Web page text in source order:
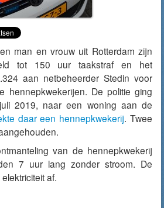
man en vrouw uit Rotterdam zijn
tot 150 uur taakstraf en het
aan netbeheerder Stedin voor
hennepkwekerijen. De politie ging
2019, naar een woning aan de
daar een hennepkwekerij. Twee
van de hennepkwekerij
7 uur lang zonder stroom. De
af.